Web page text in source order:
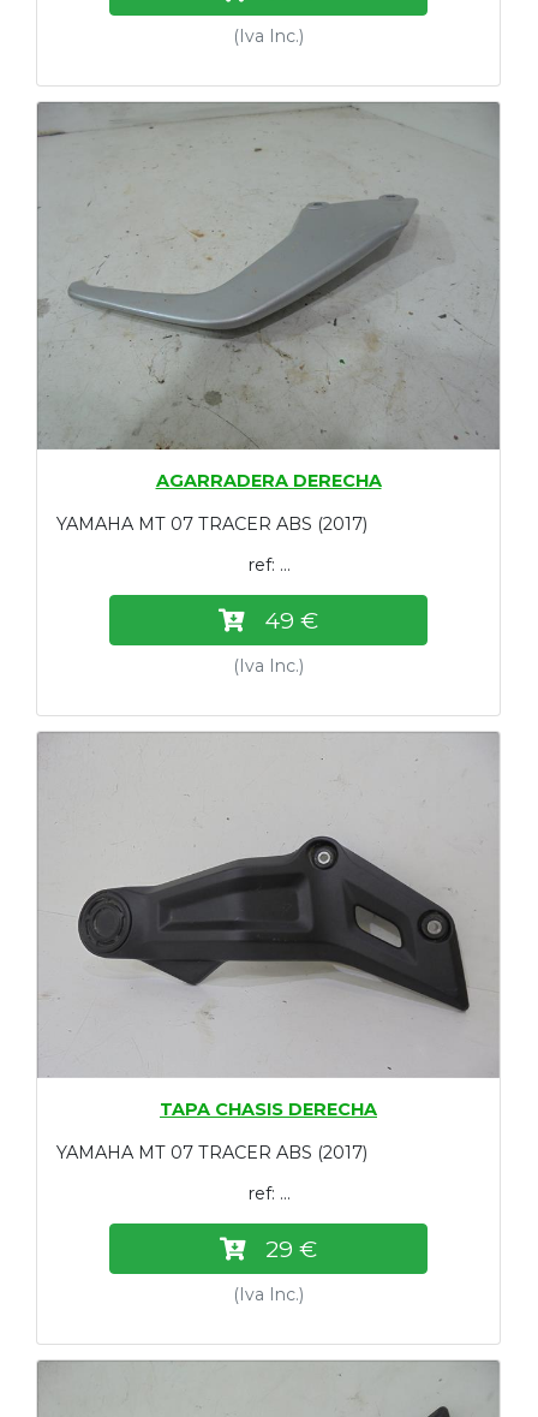
(Iva Inc.)
AGARRADERA DERECHA
YAMAHA MT 07 TRACER ABS (2017)
ref: ...
49 €
(Iva Inc.)
TAPA CHASIS DERECHA
YAMAHA MT 07 TRACER ABS (2017)
ref: ...
29 €
(Iva Inc.)